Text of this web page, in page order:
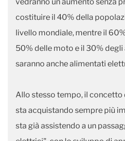
costituire il 40% della
livello mondiale, mentre il
50% delle moto e il 30%
saranno anche alimentati
Allo stesso tempo, il
sta acquistando sempre più
sta già assistendo a un